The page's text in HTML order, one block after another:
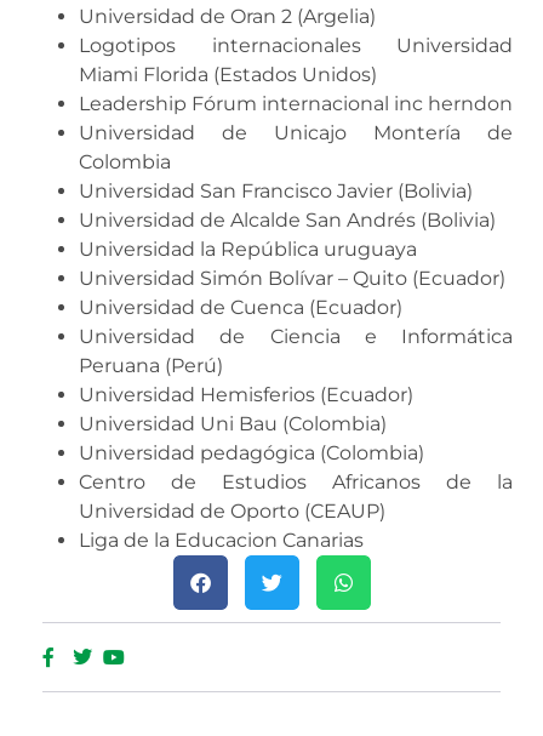
Universidad de Oran 2 (Argelia)
Logotipos internacionales Universidad
Miami Florida (Estados Unidos)
Leadership Fórum internacional inc herndon
Universidad de Unicajo Montería de
Colombia
Universidad San Francisco Javier (Bolivia)
Universidad de Alcalde San Andrés (Bolivia)
Universidad la República uruguaya
Universidad Simón Bolívar – Quito (Ecuador)
Universidad de Cuenca (Ecuador)
Universidad de Ciencia e Informática
Peruana (Perú)
Universidad Hemisferios (Ecuador)
Universidad Uni Bau (Colombia)
Universidad pedagógica (Colombia)
Centro de Estudios Africanos de la
Universidad de Oporto (CEAUP)
Liga de la Educacion Canarias